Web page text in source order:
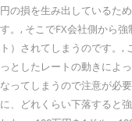
円の損を生み出しているた
す。, そこでFX会社側から
ト）されてしまうのです。,
っとしたレートの動きによ
なってしまうので注意が必
に、どれくらい下落すると